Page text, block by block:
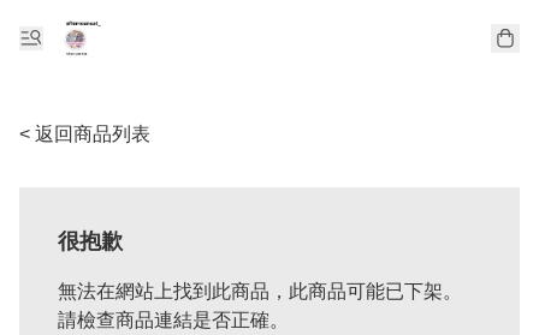
< 返回商品列表
很抱歉
無法在網站上找到此商品，此商品可能已下架。
請檢查商品連結是否正確。